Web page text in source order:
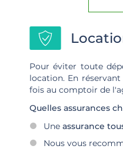
Pour éviter toute
location. En
fois au comptoir de
Quelles assurances
Une assurance
Nous vous